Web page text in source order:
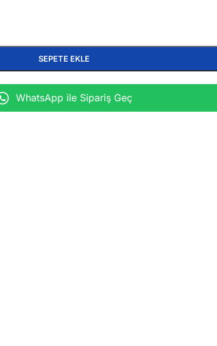
SEPETE EKLE
WhatsApp ile Sipariş Geç